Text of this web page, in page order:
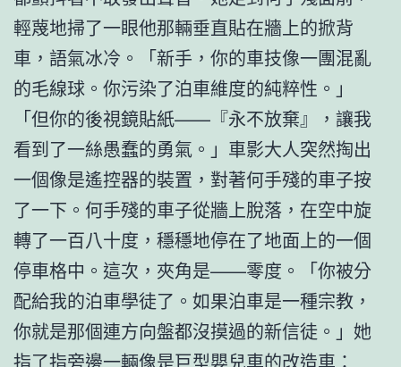
輕蔑地掃了一眼他那輛垂直貼在牆上的掀背
車，語氣冰冷。「新手，你的車技像一團混亂
的毛線球。你污染了泊車維度的純粹性。」
「但你的後視鏡貼紙——『永不放棄』，讓我
看到了一絲愚蠢的勇氣。」車影大人突然掏出
一個像是遙控器的裝置，對著何手殘的車子按
了一下。何手殘的車子從牆上脫落，在空中旋
轉了一百八十度，穩穩地停在了地面上的一個
停車格中。這次，夾角是——零度。「你被分
配給我的泊車學徒了。如果泊車是一種宗教，
你就是那個連方向盤都沒摸過的新信徒。」她
指了指旁邊一輛像是巨型嬰兒車的改造車：